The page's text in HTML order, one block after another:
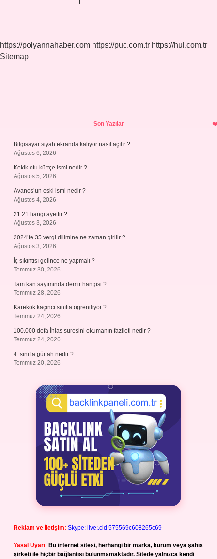
Baba
https://polyannahaber.com https://puc.com.tr https://hul.com.tr
Sitemap
Son Yazılar
Bilgisayar siyah ekranda kalıyor nasıl açılır ?
Ağustos 6, 2026
Kekik otu kürtçe ismi nedir ?
Ağustos 5, 2026
Avanos’un eski ismi nedir ?
Ağustos 4, 2026
21 21 hangi ayettir ?
Ağustos 3, 2026
2024’te 35 vergi dilimine ne zaman girilir ?
Ağustos 3, 2026
İç sıkıntısı gelince ne yapmalı ?
Temmuz 30, 2026
Tam kan sayımında demir hangisi ?
Temmuz 28, 2026
Karekök kaçıncı sınıfta öğreniliyor ?
Temmuz 24, 2026
100.000 defa İhlas suresini okumanın fazileti nedir ?
Temmuz 24, 2026
4. sınıfta günah nedir ?
Temmuz 20, 2026
Reklam ve İletişim: Skype: live:.cid.575569c608265c69
Yasal Uyarı: Bu internet sitesi, herhangi bir marka, kurum veya şahıs
şirketi ile hiçbir bağlantısı bulunmamaktadır. Sitede yalnızca kendi